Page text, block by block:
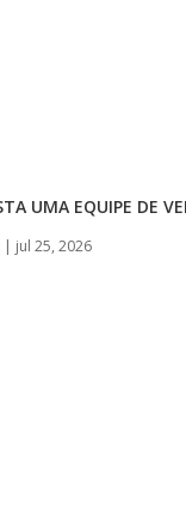
UMA EQUIPE DE
| jul 25, 2026